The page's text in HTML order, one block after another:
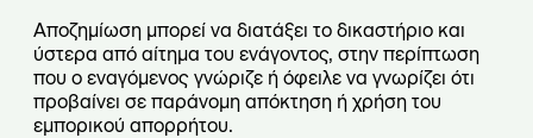
Αποζημίωση μπορεί να διατάξει το δικαστήριο και
ύστερα από αίτημα του ενάγοντος, στην περίπτωση
που ο εναγόμενος γνώριζε ή όφειλε να γνωρίζει ότι
προβαίνει σε παράνομη απόκτηση ή χρήση του
εμπορικού απορρήτου.